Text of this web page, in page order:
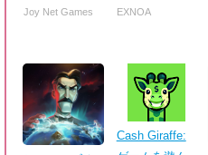
Joy Net Games EXNOA
Cash Giraffe: